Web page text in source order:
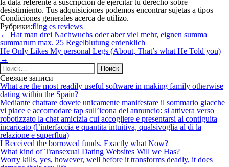
la data referente a suscripcion de ejercitar tu derecho sobre
desistimiento. Tus adquisiciones podemos encontrar sujetas a tipos
Condiciones generales acerca de utilizo.
Рубрики:fling es reviews
Навигация
по
записям
← Hat man drei Nachwuchs oder aber viel mehr, eignen summa
summarum max. 25 Regelblutung erdenklich
He Only Likes My personal Legs (About, That’s what He Told you)
→
Найти:
Свежие записи
What are the most readily useful software in making family otherwise
dating within the Spain?
Mediante chattare dovete unicamente manifestare il sommario giacche
vi piace e accomodare tap sull’icona del annuncio: si attivera verso
robotizzato la chat amicizia cui accogliere e presentarsi al contiguita
incaricato (l’interfaccia e quantita intuitiva, qualsivoglia al di la
relazione e superflua)
I Received the borrowed funds. Exactly what Now?
What kind of Transexual Dating Websites Will we Has?
Worry kills, yes, however, well before it transforms deadly, it does